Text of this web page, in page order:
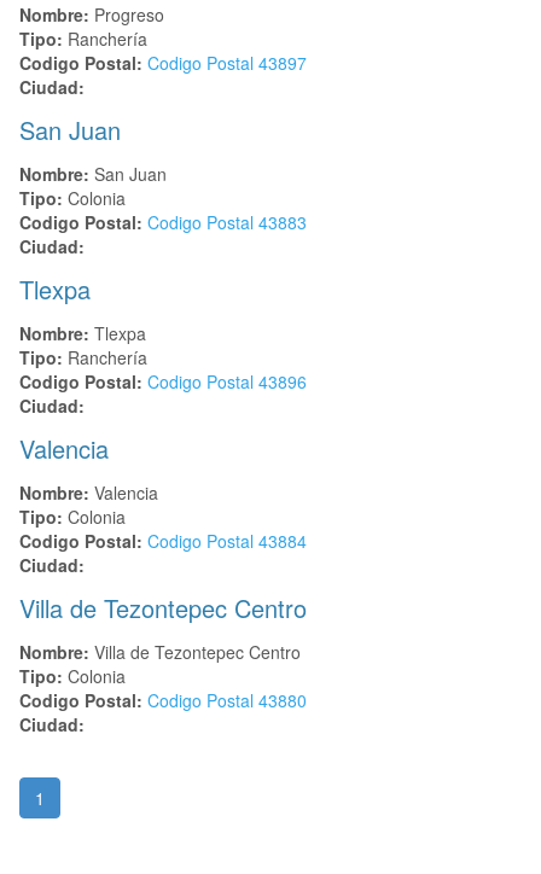
Nombre: Progreso
Tipo: Ranchería
Codigo Postal: Codigo Postal 43897
Ciudad:
San Juan
Nombre: San Juan
Tipo: Colonia
Codigo Postal: Codigo Postal 43883
Ciudad:
Tlexpa
Nombre: Tlexpa
Tipo: Ranchería
Codigo Postal: Codigo Postal 43896
Ciudad:
Valencia
Nombre: Valencia
Tipo: Colonia
Codigo Postal: Codigo Postal 43884
Ciudad:
Villa de Tezontepec Centro
Nombre: Villa de Tezontepec Centro
Tipo: Colonia
Codigo Postal: Codigo Postal 43880
Ciudad:
1